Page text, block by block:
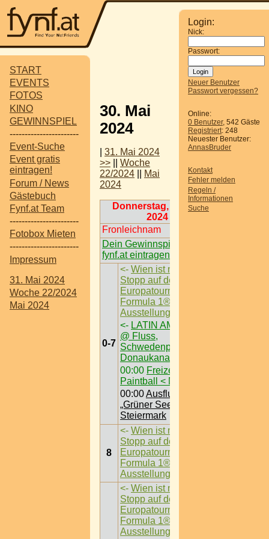
START
EVENTS
FOTOS
KINO
GEWINNSPIEL
-----------------------
Event-Suche
Event gratis
eintragen!
Forum / News
Gästebuch
Fynf.at Team
-----------------------
Fotobox Mieten
-----------------------
Impressum
31. Mai 2024
Woche 22/2024
Mai 2024
Login:
Nick:
Passwort:
Neuer Benutzer
Passwort vergessen?
Online:
0 Benutzer, 542 Gäste
Registriert: 248
Neuester Benutzer:
AnnasBruder
Kontakt
Fehler melden
Regeln /
Informationen
Suche
30. Mai
2024
31. Mai 2024
>>
Woche
22/2024
Mai
2024
Donnerstag, 30. Mai
2024
Fronleichnam
Dein Gewinnspiel auf
fynf.at eintragen
0-7
<- Wien ist nächster
Stopp auf der
Europatournee der
Formula 1®-
Ausstellung
<- LATIN AM FLUSS
@ Fluss,
Schwedenplatz am
Donaukanal
00:00 Freizeit /
Paintball < Nö >
00:00Ausflugsziel /
„Grüner See“ @
Steiermark
8
<- Wien ist nächster
Stopp auf der
Europatournee der
Formula 1®-
Ausstellung
<- Wien ist nächster
Stopp auf der
Europatournee der
Formula 1®-
Ausstellung